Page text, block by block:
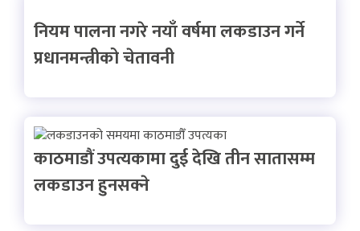
नियम पालना नगरे नयाँ वर्षमा लकडाउन गर्ने
प्रधानमन्त्रीको चेतावनी
काठमाडौं उपत्यकामा दुई देखि तीन सातासम्म
लकडाउन हुनसक्ने